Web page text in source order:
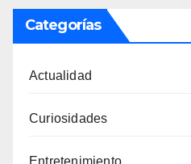
Categorías
Actualidad
Curiosidades